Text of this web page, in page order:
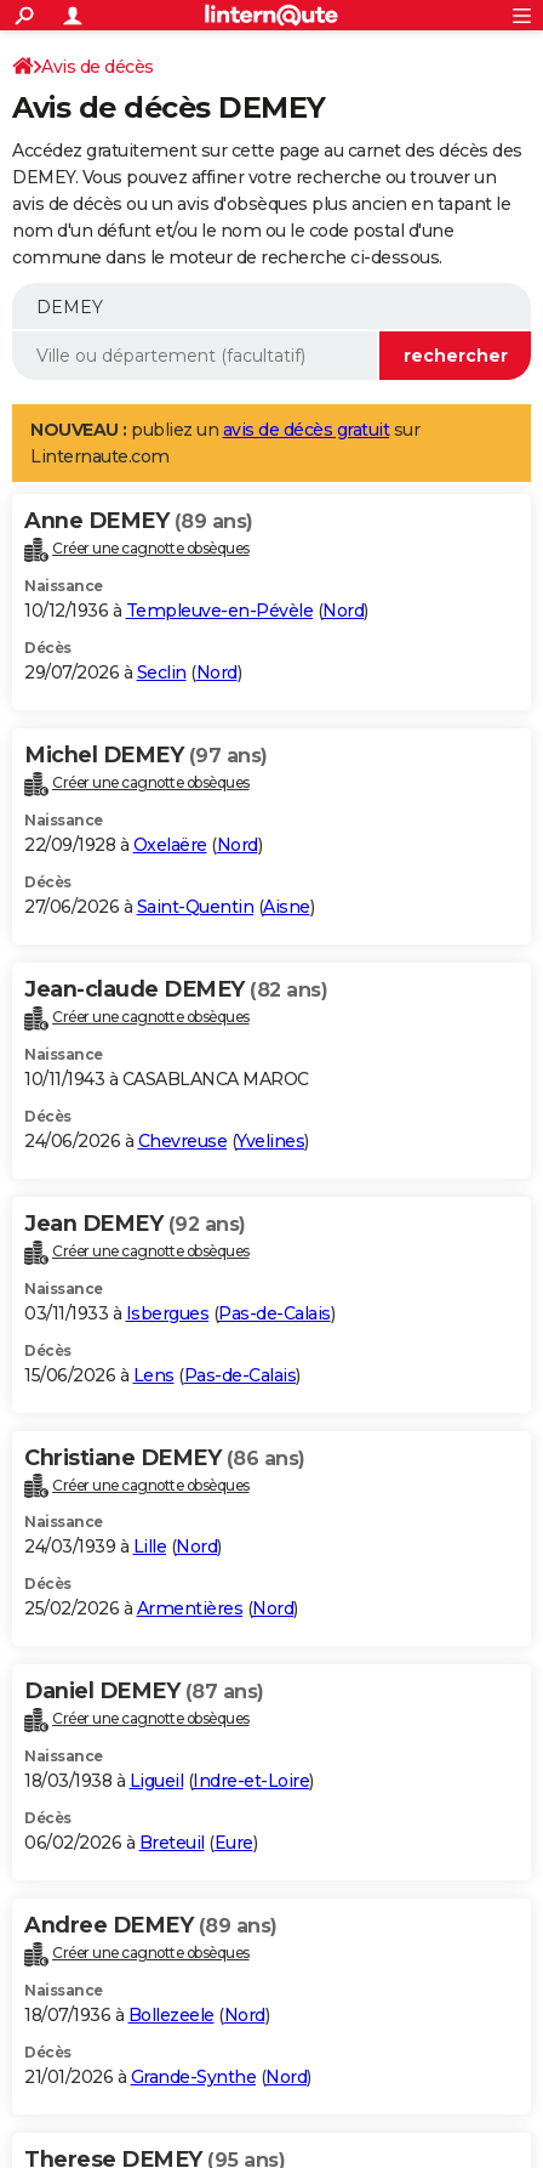
ACTUALITÉS
Politique
Société
Faits Divers
Education
Monde
Villes
+
SPORT
Coupe du monde 2026
Football
Tennis
Cyclisme
Rugby
Forum
Programme TV
TNT
Streaming
Cinéma
Sorties cinéma
Musique
+
FINANCE
Retraite
Epargne
Immobilier
Risques naturels par ville
Banque
Assurance
AUTO
Essais
Réserver un essai
Citadines
Berlines
SUV
Forum auto
+
Mobiles
Meilleur smartphone
Internet
Ordinateurs
Jeux vidéo
Guide high-tech
Aménagement intérieur
LIFESTYLE
Art de vivre
Bien-être
Loisirs
Mode
Modes de vie
Alimentation
Guide de la santé
Maladies
Médicaments
Sommeil
VOYAGE
Destinations
City break
Voyage nature
Voyage de noces
Forum
Climat
+PHOTO
GUIDES D'ACHAT
BONS PLANS
Carte de Noël
Carte Bonne année
Carte Saint-Valentin
Carte Pâques
Carte d'anniversaire
DICTIONNAIRE
Dictionnaire
Biographies
Citations
Expressions
Proverbes
PROGRAMME TV
S'inscrire
Se connecter
Lycées
Collèges
Primaires
Universités
Entreprises
Service militaire
Avis de recherche
AVIS DE DÉCÈS
Bricolage
Lifestyle
Culture
Sport
Auto
Television
Voyage
Cinema
Avis de décès
Avis de décès DEMEY
Accédez gratuitement sur cette page au carnet des décès des
DEMEY. Vous pouvez affiner votre recherche ou trouver un
avis de décès ou un avis d'obsèques plus ancien en tapant le
nom d'un défunt et/ou le nom ou le code postal d'une
commune dans le moteur de recherche ci-dessous.
NOUVEAU : publiez un avis de décès gratuitsur
Linternaute.com
Anne DEMEY (89 ans)
Créer une cagnotte obsèques
Naissance
10/12/1936 à Templeuve-en-Pévèle (Nord)
Décès
29/07/2026 à Seclin (Nord)
Michel DEMEY (97 ans)
Créer une cagnotte obsèques
Naissance
22/09/1928 à Oxelaëre (Nord)
Décès
27/06/2026 à Saint-Quentin (Aisne)
Jean-claude DEMEY (82 ans)
Créer une cagnotte obsèques
Naissance
10/11/1943 à CASABLANCA MAROC
Décès
24/06/2026 à Chevreuse (Yvelines)
Jean DEMEY (92 ans)
Créer une cagnotte obsèques
Naissance
03/11/1933 à Isbergues (Pas-de-Calais)
Décès
15/06/2026 à Lens (Pas-de-Calais)
Christiane DEMEY (86 ans)
Créer une cagnotte obsèques
Naissance
24/03/1939 à Lille (Nord)
Décès
25/02/2026 à Armentières (Nord)
Daniel DEMEY (87 ans)
Créer une cagnotte obsèques
Naissance
18/03/1938 à Ligueil (Indre-et-Loire)
Décès
06/02/2026 à Breteuil (Eure)
Andree DEMEY (89 ans)
Créer une cagnotte obsèques
Naissance
18/07/1936 à Bollezeele (Nord)
Décès
21/01/2026 à Grande-Synthe (Nord)
Therese DEMEY (95 ans)